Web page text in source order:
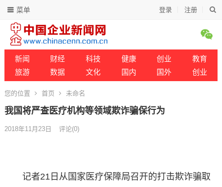
登录 注册
菜单
新闻 财经 科技 健康 创业
教育
旅游
数据 文化 国内 国外 创业
您的位置 首页 未命名
我国将严查医疗机构等领域欺诈骗保行为
2018年11月23日 评论(0)
记者21日从国家医疗保障局召开的打击欺诈骗取